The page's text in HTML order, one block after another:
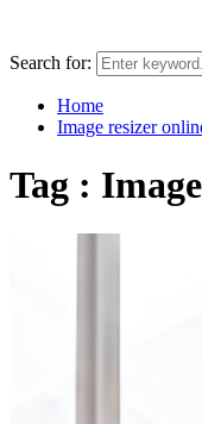
Search for:
Home
Image resizer
Tag :